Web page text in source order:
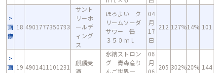
画
像
18 4901777350793
サント
リーホ
ールデ
ィング
ス
ほろよい ク
リームソーダ
サワー 缶
３５０ｍｌ
04
月
17
日
212 127%14% 101
画 19 4901411101231
麒麟麦
酒
氷結ストロン
グ 青森産り
んご世界一
06
月
06
205 302%20% 144